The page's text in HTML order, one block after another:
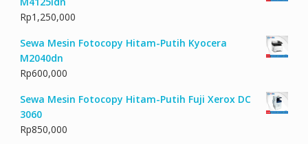
Rp1,250,000
Sewa Mesin Fotocopy Hitam-Putih Kyocera
M2040dn
Rp600,000
Sewa Mesin Fotocopy Hitam-Putih Fuji Xerox DC
3060
Rp850,000